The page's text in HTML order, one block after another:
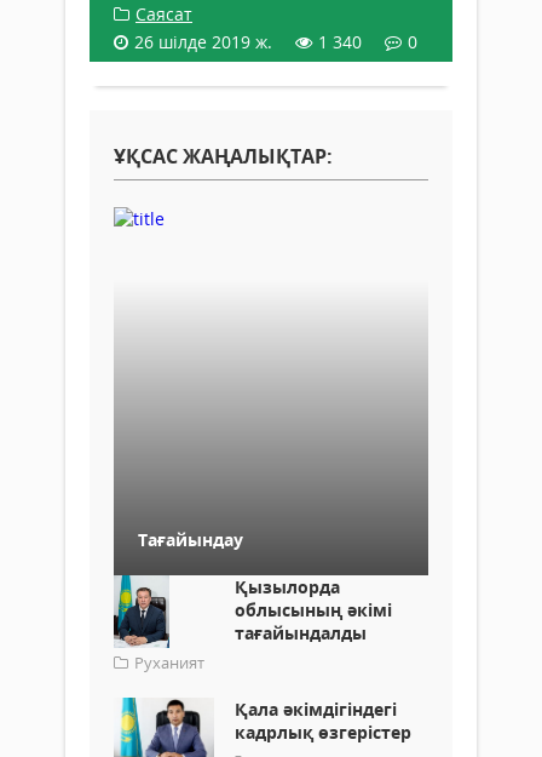
Саясат
26 шілде 2019 ж.
1 340 0
ҰҚСАС ЖАҢАЛЫҚТАР:
Тағайындау
Қызылорда
облысының әкімі
тағайындалды
Руханият
Қала әкімдігіндегі
кадрлық өзгерістер